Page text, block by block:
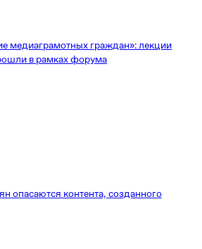
медиаграмотных граждан»: лекции
в рамках форума
опасаются контента, созданного